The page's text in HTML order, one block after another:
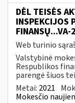
DĖL TEISĖS
INSPEKCIJOS
FINANSŲ...VA-
Web turinio
Valstybinė
Respublikos
parengė šiuos
Metai: 2021
Mokesčio